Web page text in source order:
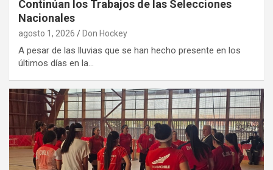
Continúan los Trabajos de las Selecciones
Nacionales
agosto 1, 2026 Don Hockey
A pesar de las lluvias que se han hecho presente en los
últimos días en la…